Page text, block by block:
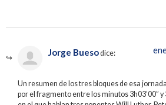
Jorge Buesodice:
Un resumen de los tres bloques de esa
por el fragmento entre los minutos 3h03’00” y